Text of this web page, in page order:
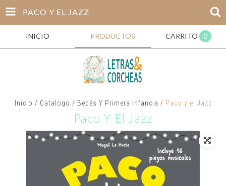
PACO Y EL JAZZ
INICIO PRODUCTOS CARRITO 0
Inicio / Catalogo / Bebés Y Primera Infancia / Paco y el Jazz
Paco Y El Jazz